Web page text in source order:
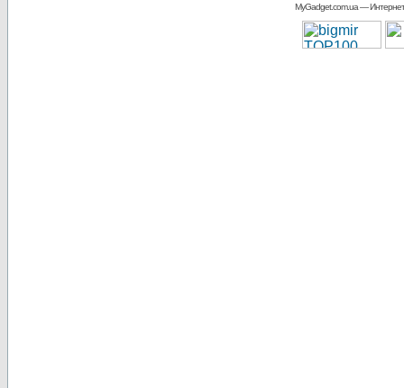
MyGadget.com.ua—